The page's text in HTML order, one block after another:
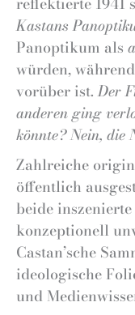
Kastans
Panoptikum als
würden,
vorüber ist.Der
anderen ging
könnte? Nein, die
Zahlreiche
öffentlich
beide
konzeptionell
Castan’sche
ideologische
und